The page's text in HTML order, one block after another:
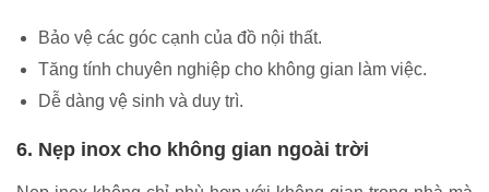
Bảo vệ các góc cạnh của đồ nội thất.
Tăng tính chuyên nghiệp cho không gian làm việc.
Dễ dàng vệ sinh và duy trì.
6. Nẹp inox cho không gian ngoài trời